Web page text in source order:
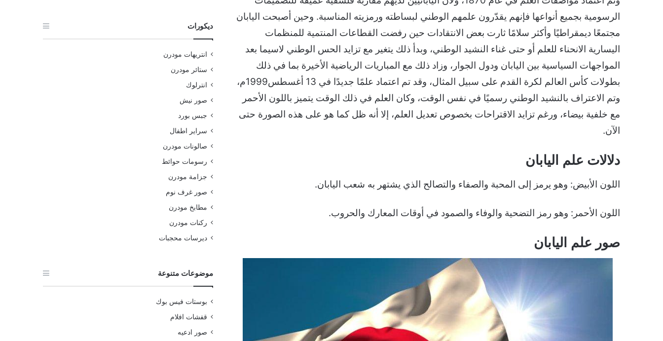
الرسومية بجميع أنواعها فإنهم يقدّرون علمهم الوطني لبساطته ورمزيته المناسبة. وحين أصبحت اليابان
مجتمعًا ديمقراطيًا وأكثر سلامًا ثارت بعض الانتقادات حين رفضت القطاعات المنتمية للمنظمات
اليسارية الانحناء للعلم أو حتى غناء النشيد الوطني، وبدأ ذلك يتغير مع تزايد الحس الوطني لاسيما بعد
المواجهات السياسية بين اليابان ودول الجوار، وزاد ذلك مع المباريات الرياضية الأخيرة بما في ذلك
بطولات كأس العالم لكرة القدم على سبيل المثال، وقد تم اعتماد علمًا جديدًا في 13 أغسطس1999م،
وتم الاعتراف بالنشيد الوطني رسميًا في نفس الوقت، وكان العلم في ذلك الوقت يتميز باللون الأحمر
مع خلفية بيضاء، ورغم تزايد الاقتراحات بخصوص تعديل العلم، إلا أنه ظل كما هو على هذه الصورة حتى
الآن.
دلالات علم اليابان
اللون الأبيض: وهو يرمز إلى المحبة والصفاء والتصالح الذي يشتهر به شعب اليابان.
اللون الأحمر: وهو رمز التضحية والوفاء والصمود في أوقات المعارك والحروب.
صور علم اليابان
ديكورات
انتريهات مودرن
ستائر مودرن
انترلوك
صور نيش
جبس بورد
سراير اطفال
صالونات مودرن
رسومات حوائط
جزامة مودرن
صور غرف نوم
مطابخ مودرن
ركنات مودرن
ديرسات محجبات
موضوعات متنوعة
بوستات فيس بوك
قفشات افلام
صور ادعيه